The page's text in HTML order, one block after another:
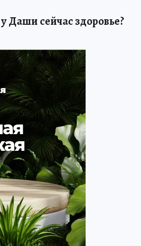
Даши сейчас здоровье?